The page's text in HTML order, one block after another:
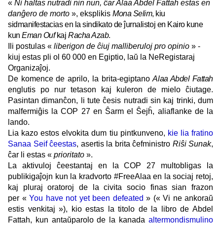
« Ni haltas nutradi nin nun, ĉar Alaa Abdel Fattah estas en
danĝero de morto », eksplikis Mona Selim, kiu
sidmanifestacias en la sindikato de ĵurnalistoj en Kairo kune
kunEman OufkajRacha Azab.
Ili postulas « liberigon de ĉiuj malliberuloj pro opinio » -
kiuj estas pli ol 60 000 en Egiptio, laŭ la NeRegistaraj
Organizaĵoj.
De komence de aprilo, la brita-egiptanoAlaa Abdel Fattah
englutis po nur tetason kaj kuleron de mielo ĉiutage.
Pasintan dimanĉon, li tute ĉesis nutradi sin kaj trinki, dum
malfermiĝis la COP 27 en Ŝarm el Ŝejĥ, aliaflanke de la
lando.
Lia kazo estos elvokita dum tiu pintkunveno, kie lia fratino
Sanaa Seif ĉeestas, asertis la brita ĉefministro Riŝi Sunak,
ĉar li estas « prioritato ».
La aktivuloj ĉeestantaj en la COP 27 multobligas la
publikigaĵojn kun la kradvorto #FreeAlaa en la sociaj retoj,
kaj pluraj oratoroj de la civita socio finas sian frazon
per « You have not yet been defeated » (« Vi ne ankoraŭ
estis venkitaj »), kio estas la titolo de la libro de Abdel
Fattah, kun antaŭparolo de la kanada altermondismulino